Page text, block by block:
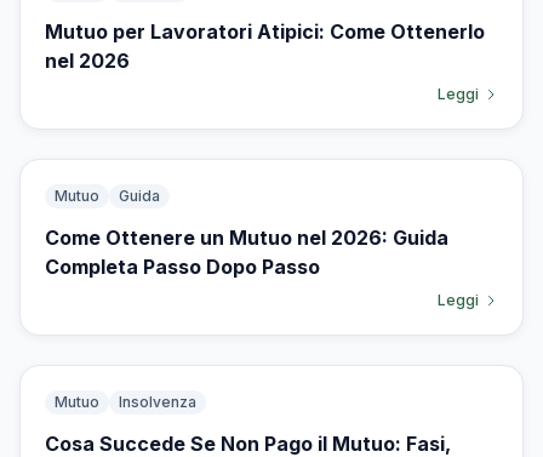
Mutuo per Lavoratori Atipici: Come Ottenerlo
nel 2026
Leggi
Mutuo Guida
Come Ottenere un Mutuo nel 2026: Guida
Completa Passo Dopo Passo
Leggi
Mutuo Insolvenza
Cosa Succede Se Non Pago il Mutuo: Fasi,